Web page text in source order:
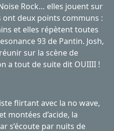
Rock… elles jouent sur
deux points communs :
et elles répètent toutes
93 de Pantin. Josh,
sur la scène de
a tout de suite dit OUIIII !
flirtant avec la no wave,
montées d’acide, la
s’écoute par nuits de